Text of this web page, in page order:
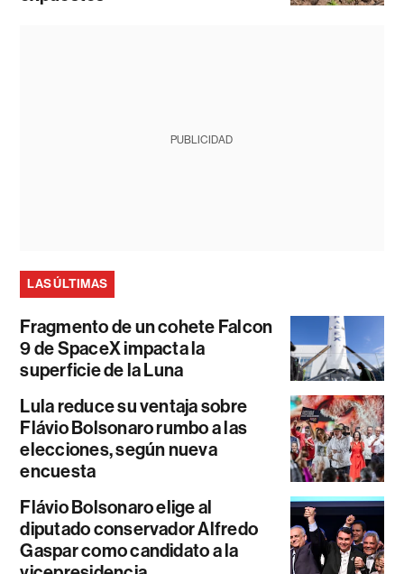
PUBLICIDAD
LAS ÚLTIMAS
Fragmento de un cohete Falcon
9 de SpaceX impacta la
superficie de la Luna
Lula reduce su ventaja sobre
Flávio Bolsonaro rumbo a las
elecciones, según nueva
encuesta
Flávio Bolsonaro elige al
diputado conservador Alfredo
Gaspar como candidato a la